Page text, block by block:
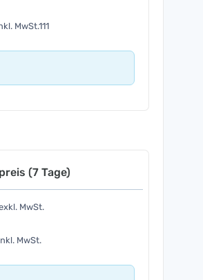
MwSt.111
(7 Tage)
MwSt.
MwSt.